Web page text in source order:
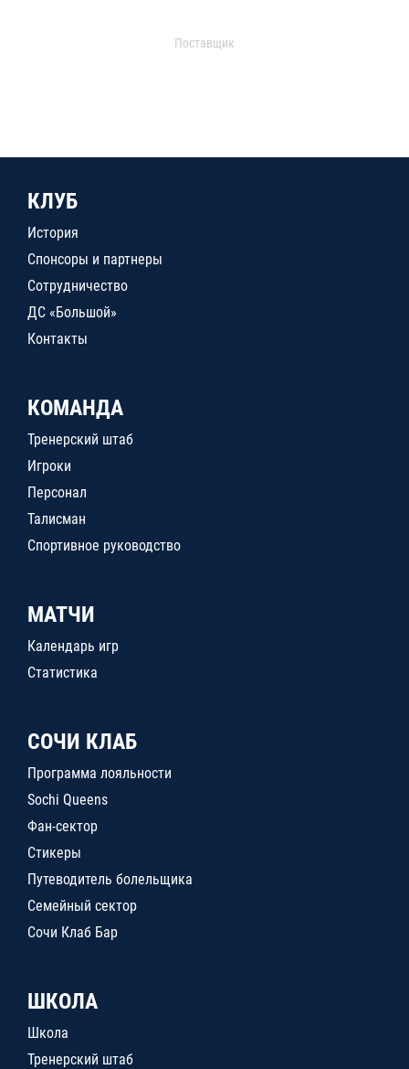
Поставщик
КЛУБ
История
Спонсоры и партнеры
Сотрудничество
ДС «Большой»
Контакты
КОМАНДА
Тренерский штаб
Игроки
Персонал
Талисман
Спортивное руководство
МАТЧИ
Календарь игр
Статистика
СОЧИ КЛАБ
Программа лояльности
Sochi Queens
Фан-сектор
Стикеры
Путеводитель болельщика
Семейный сектор
Сочи Клаб Бар
ШКОЛА
Школа
Тренерский штаб